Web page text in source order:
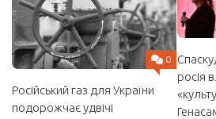
0
Російський газ для України
подорожчає удвічі
росія